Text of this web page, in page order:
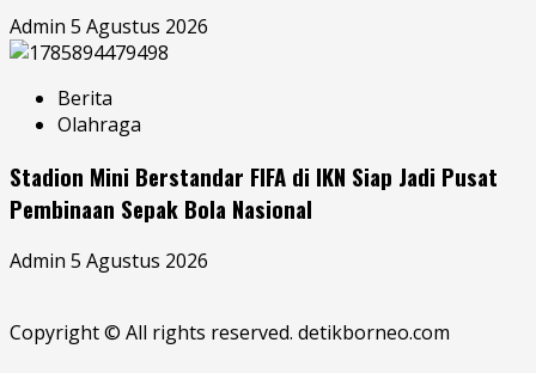
Admin 5 Agustus 2026
Berita
Olahraga
Stadion Mini Berstandar FIFA di IKN Siap Jadi Pusat
Pembinaan Sepak Bola Nasional
Admin 5 Agustus 2026
Copyright © All rights reserved. detikborneo.com